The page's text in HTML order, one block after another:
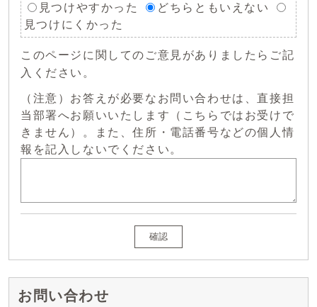
見つけやすかった
どちらともいえない
見つけにくかった
このページに関してのご意見がありましたらご記
入ください。
（注意）お答えが必要なお問い合わせは、直接担
当部署へお願いいたします（こちらではお受けで
きません）。また、住所・電話番号などの個人情
報を記入しないでください。
確認
お問い合わせ